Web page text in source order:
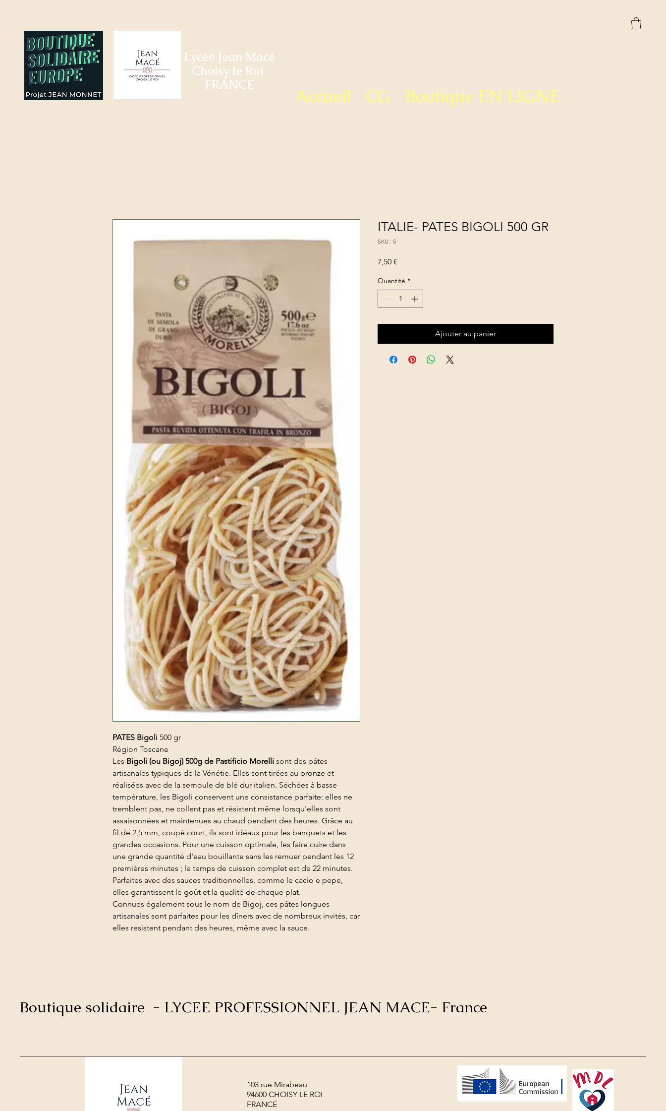
Lycée Jean Macé
Choisy le Roi
FRANCE
Accueil CG Boutique EN LIGNE
PATES Bigoli 500 gr
Région Toscane
Les Bigoli (ou Bigoj) 500g de Pastificio Morelli sont des pâtes
artisanales typiques de la Vénétie. Elles sont tirées au bronze et
réalisées avec de la semoule de blé dur italien. Séchées à basse
température, les Bigoli conservent une consistance parfaite: elles ne
tremblent pas, ne collent pas et résistent même lorsqu'elles sont
assaisonnées et maintenues au chaud pendant des heures. Grâce au
fil de 2,5 mm, coupé court, ils sont idéaux pour les banquets et les
grandes occasions. Pour une cuisson optimale, les faire cuire dans
une grande quantité d'eau bouillante sans les remuer pendant les 12
premières minutes ; le temps de cuisson complet est de 22 minutes.
Parfaites avec des sauces traditionnelles, comme le cacio e pepe,
elles garantissent le goût et la qualité de chaque plat.
Connues également sous le nom de Bigoj, ces pâtes longues
artisanales sont parfaites pour les dîners avec de nombreux invités, car
elles resistent pendant des heures, même avec la sauce.
ITALIE- PATES BIGOLI 500 GR
SKU : 5
7,50 €
Quantité *
Ajouter au panier
Boutique solidaire - LYCEE PROFESSIONNEL JEAN MACE- France
103 rue Mirabeau
94600 CHOISY LE ROI
FRANCE